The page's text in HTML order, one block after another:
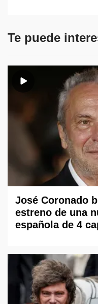
Te puede
José Coronado
estreno de una
española de 4